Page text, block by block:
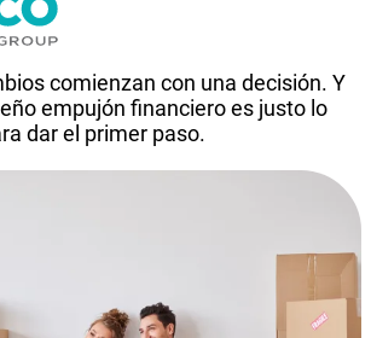
comienzan con una decisión. Y
empujón financiero es justo lo
dar el primer paso.